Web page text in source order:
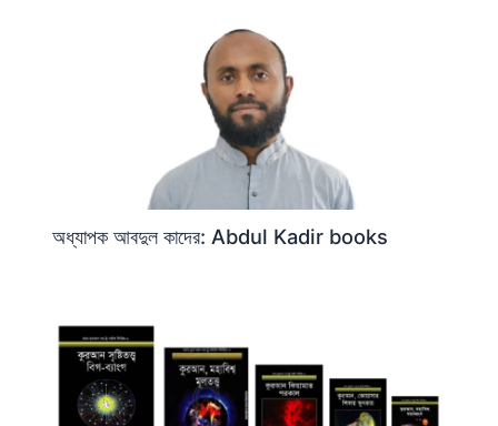
অধ্যাপক আবদুল কাদের: Abdul Kadir books